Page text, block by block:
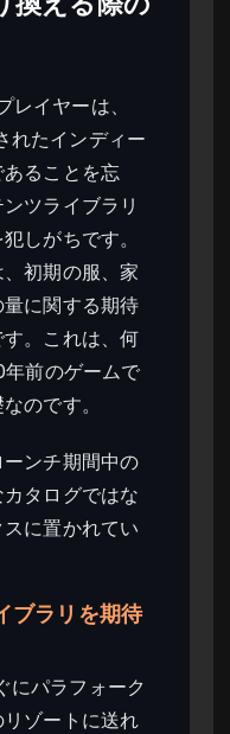
イヤーは、
れたインディー
ることを忘
ツライブラリ
しがちです。
初期の服、家
に関する期待
。これは、何
前のゲームで
のです。
ンチ期間中の
タログではな
に置かれてい
ブラリを期待
にパラフォーク
ゾートに送れ